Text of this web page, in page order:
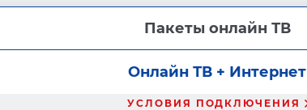
Пакеты онлайн ТВ
Онлайн ТВ + Интернет
УСЛОВИЯ ПОДКЛЮЧЕНИЯ